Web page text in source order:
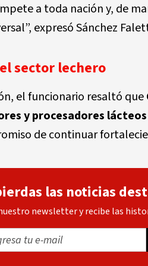
a toda nación y, de
expresó Sánchez
sector lechero
el funcionario resaltó que
y procesadores lácteos
de continuar
las noticias
newsletter y recibe las